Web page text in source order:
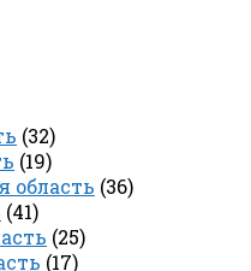
(32)
(19)
область (36)
(41)
(25)
(17)